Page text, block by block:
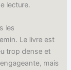
lecture.
les
Le livre est
trop dense et
mais